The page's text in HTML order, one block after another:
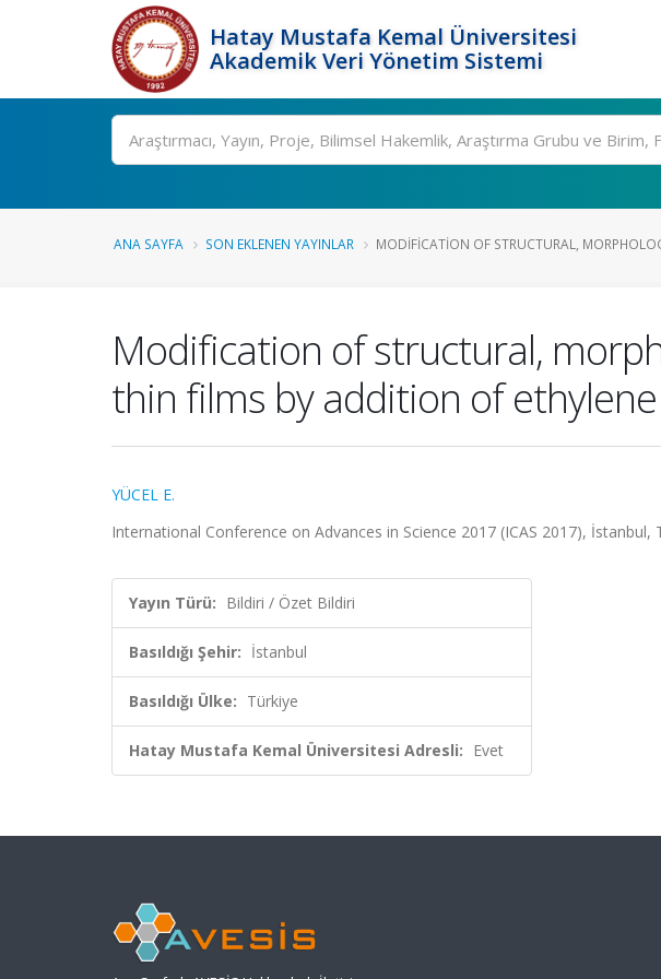
Hatay Mustafa Kemal Üniversitesi
Akademik Veri Yönetim Sistemi
Ara
ANA SAYFA SON EKLENEN YAYINLAR MODIFICATION OF STRUCTURAL,
Modification of structural,
thin films by addition of ethylene
YÜCEL E.
International Conference on Advances in Science 2017 (ICAS 2017), İstanbul,
Yayın Türü: Bildiri / Özet Bildiri
Basıldığı Şehir: İstanbul
Basıldığı Ülke: Türkiye
Hatay Mustafa Kemal Üniversitesi Adresli: Evet